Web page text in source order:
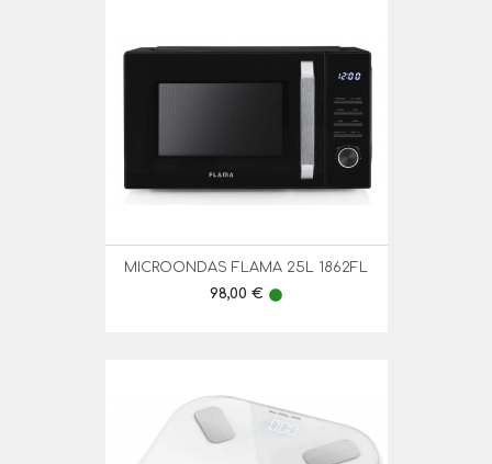
MICROONDAS FLAMA 25L 1862FL
Preço
98,00 € lens